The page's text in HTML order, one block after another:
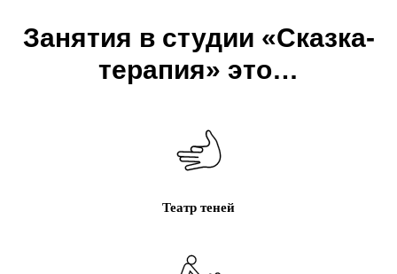
Занятия в студии «Сказка-
терапия» это…
Театр теней